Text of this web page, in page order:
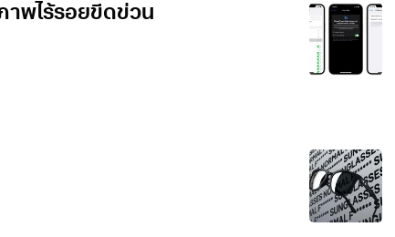
าพไร้รอยขีดข่วน